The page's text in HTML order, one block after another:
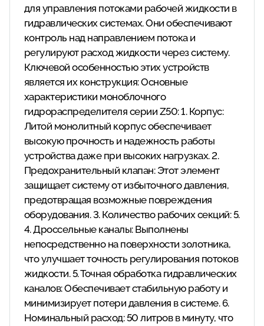
для управления потоками рабочей жидкости в
гидравлических системах. Они обеспечивают
контроль над направлением потока и
регулируют расход жидкости через систему.
Ключевой особенностью этих устройств
является их конструкция: Основные
характеристики моноблочного
гидрораспределителя серии Z50: 1. Корпус:
Литой монолитный корпус обеспечивает
высокую прочность и надежность работы
устройства даже при высоких нагрузках. 2.
Предохранительный клапан: Этот элемент
защищает систему от избыточного давления,
предотвращая возможные повреждения
оборудования. 3. Количество рабочих секций: 5.
4. Дроссельные каналы: Выполнены
непосредственно на поверхности золотника,
что улучшает точность регулирования потоков
жидкости. 5. Точная обработка гидравлических
каналов: Обеспечивает стабильную работу и
минимизирует потери давления в системе. 6.
Номинальный расход: 50 литров в минуту, что